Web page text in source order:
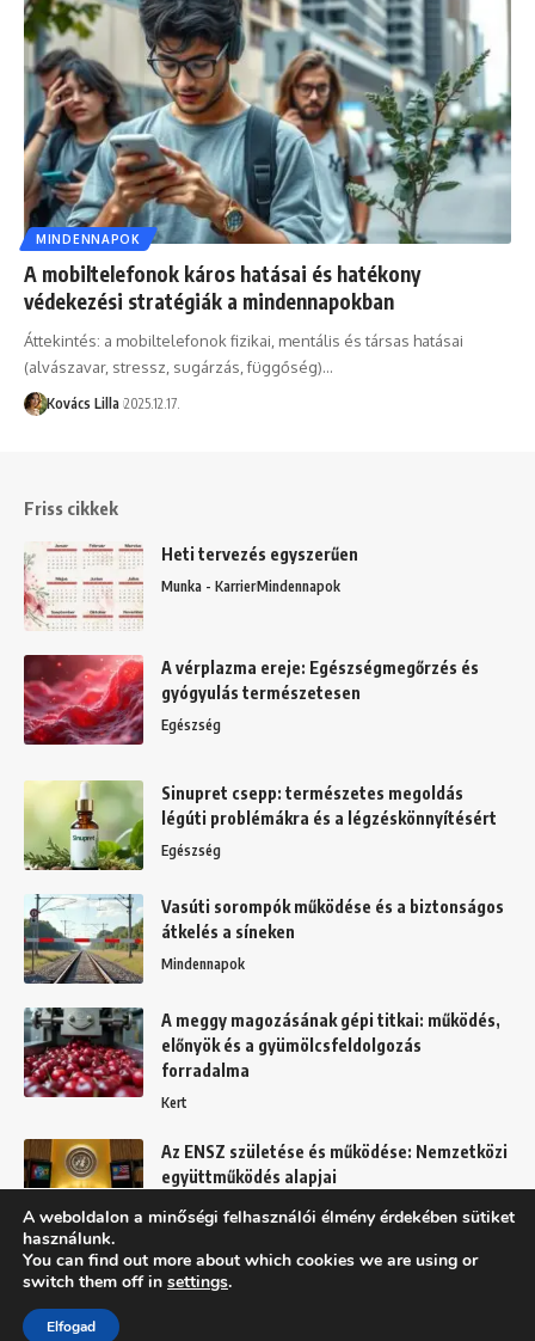
MINDENNAPOK
A mobiltelefonok káros hatásai és hatékony
védekezési stratégiák a mindennapokban
Áttekintés: a mobiltelefonok fizikai, mentális és társas hatásai
(alvászavar, stressz, sugárzás, függőség)…
Kovács Lilla 2025.12.17.
Friss cikkek
Heti tervezés egyszerűen
Munka - KarrierMindennapok
A vérplazma ereje: Egészségmegőrzés és
gyógyulás természetesen
Egészség
Sinupret csepp: természetes megoldás
légúti problémákra és a légzéskönnyítésért
Egészség
Vasúti sorompók működése és a biztonságos
átkelés a síneken
Mindennapok
A meggy magozásának gépi titkai: működés,
előnyök és a gyümölcsfeldolgozás
forradalma
Kert
Az ENSZ születése és működése: Nemzetközi
együttműködés alapjai
Mindennapok
Felhasználási feltételek
A weboldalon a minőségi felhasználói élmény érdekében sütiket
használunk.
You can find out more about which cookies we are using or
switch them off in settings.
Elfogad